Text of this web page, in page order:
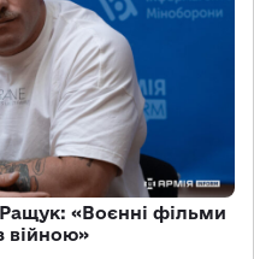
«Воєнні фільми
війною»